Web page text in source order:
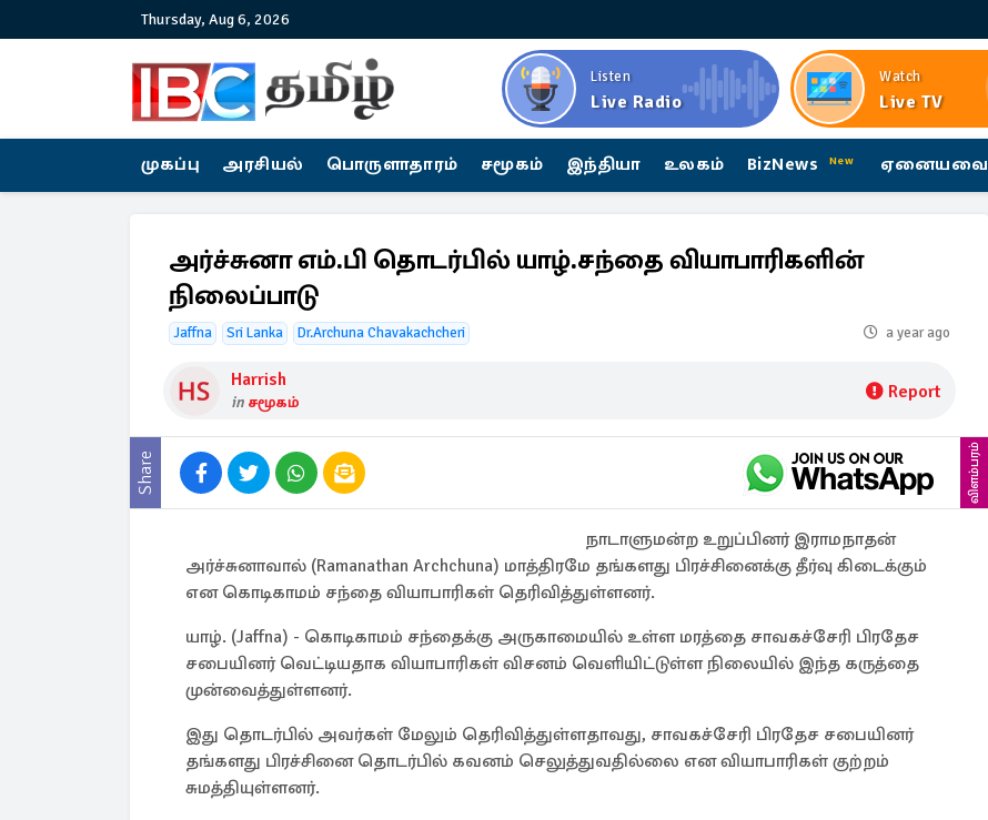
Thursday, Aug 6, 2026
Listen
Live Radio
Watch
Live TV
முகப்பு அரசியல் பொருளாதாரம் சமூகம் இந்தியா உலகம் BizNews New ஏனையவை
அர்ச்சுனா எம்.பி தொடர்பில் யாழ்.சந்தை வியாபாரிகளின்
நிலைப்பாடு
Jaffna Sri Lanka Dr.Archuna Chavakachcheri a year ago
Harrish
in சமூகம் Report
Share விளம்பரம்
நாடாளுமன்ற உறுப்பினர் இராமநாதன்
அர்ச்சுனாவால் (Ramanathan Archchuna) மாத்திரமே தங்களது பிரச்சினைக்கு தீர்வு கிடைக்கும்
என கொடிகாமம் சந்தை வியாபாரிகள் தெரிவித்துள்ளனர்.
யாழ். (Jaffna) - கொடிகாமம் சந்தைக்கு அருகாமையில் உள்ள மரத்தை சாவகச்சேரி பிரதேச
சபையினர் வெட்டியதாக வியாபாரிகள் விசனம் வெளியிட்டுள்ள நிலையில் இந்த கருத்தை
முன்வைத்துள்ளனர்.
இது தொடர்பில் அவர்கள் மேலும் தெரிவித்துள்ளதாவது, சாவகச்சேரி பிரதேச சபையினர்
தங்களது பிரச்சினை தொடர்பில் கவனம் செலுத்துவதில்லை என வியாபாரிகள் குற்றம்
சுமத்தியுள்ளனர்.